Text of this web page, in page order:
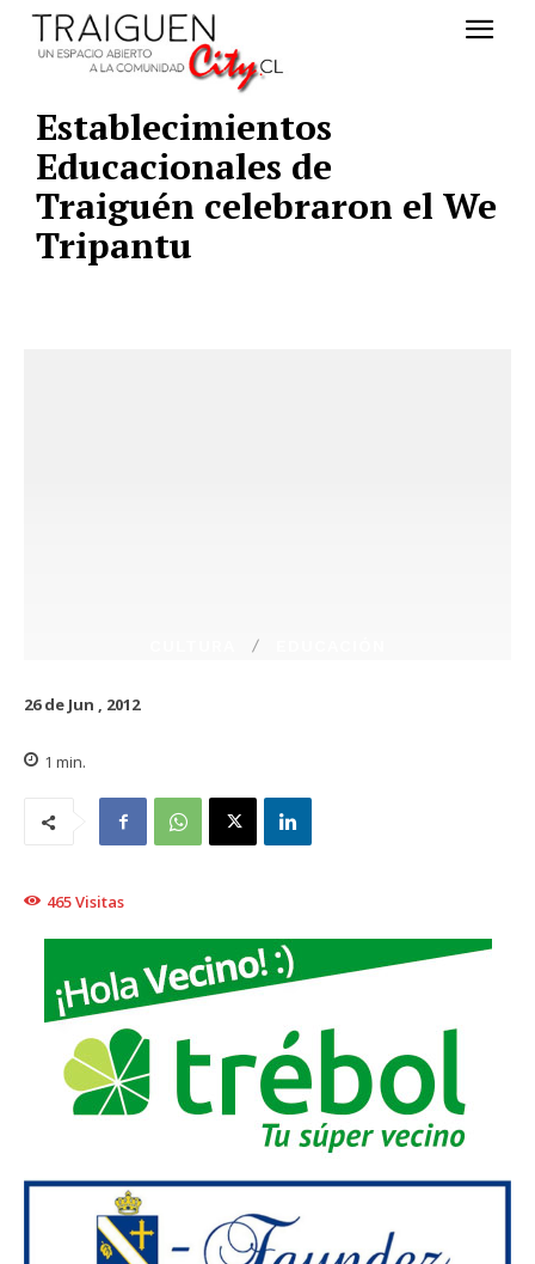
Establecimientos
Educacionales de
Traiguén celebraron el We
Tripantu
26 de Jun , 2012
1 min.
465Visitas